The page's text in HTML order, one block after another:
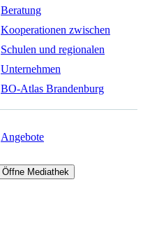
Beratung
Kooperationen zwischen
Schulen und regionalen
Unternehmen
BO-Atlas Brandenburg
Angebote
Öffne Mediathek